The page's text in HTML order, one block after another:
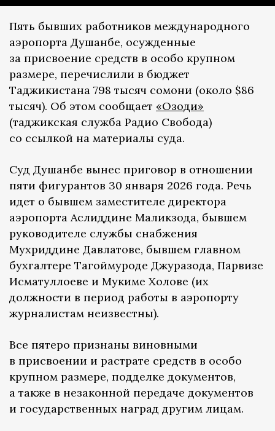
Пять бывших работников международного
аэропорта Душанбе, осужденные
за присвоение средств в особо крупном
размере, перечислили в бюджет
Таджикистана 798 тысяч сомони (около $86
тысяч). Об этом сообщает «Озоди»
(таджикская служба Радио Свобода)
со ссылкой на материалы суда.
Суд Душанбе вынес приговор в отношении
пяти фигурантов 30 января 2026 года. Речь
идет о бывшем заместителе директора
аэропорта Аслиддине Маликзода, бывшем
руководителе службы снабжения
Мухриддине Давлатове, бывшем главном
бухгалтере Тагоймуроде Джуразода, Парвизе
Исматуллоеве и Мукиме Холове (их
должности в период работы в аэропорту
журналистам неизвестны).
Все пятеро признаны виновными
в присвоении и растрате средств в особо
крупном размере, подделке документов,
а также в незаконной передаче документов
и государственных наград другим лицам.